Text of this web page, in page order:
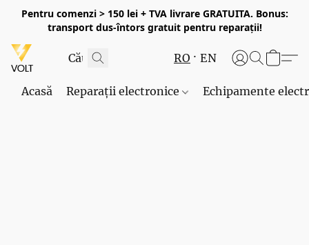
Pentru comenzi > 150 lei + TVA livrare GRATUITA. Bonus:
transport dus-întors gratuit pentru reparații!
RO EN
Acasă Reparații electronice Echipamente